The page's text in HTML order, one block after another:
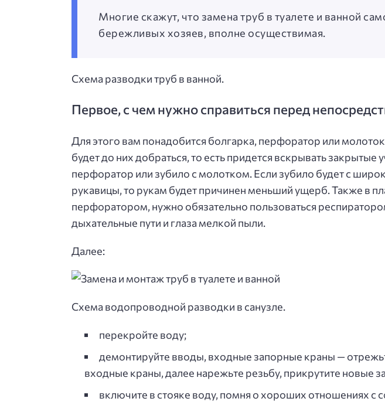
Многие скажут, что замена труб в туалете и ванной
бережливых хозяев, вполне осуществимая.
Схема разводки труб в ванной.
Первое, с чем нужно справиться перед
Для этого вам понадобится болгарка, перфоратор или
будет до них добраться, то есть придется вскрывать
перфоратор или зубило с молотком. Если зубило будет с
рукавицы, то рукам будет причинен меньший ущерб. Также в
перфоратором, нужно обязательно пользоваться
дыхательные пути и глаза мелкой пыли.
Далее:
Схема водопроводной разводки в санузле.
перекройте воду;
демонтируйте вводы, входные запорные краны —
входные краны, далее нарежьте резьбу, прикрутите новые
включите в стояке воду, помня о хороших отношениях с